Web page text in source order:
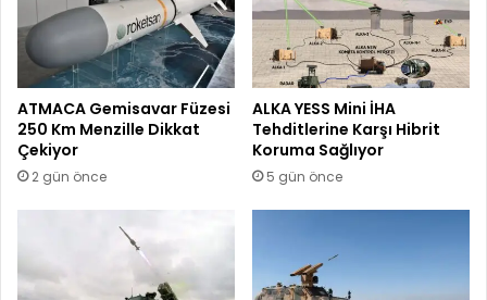
ATMACA Gemisavar Füzesi
250 Km Menzille Dikkat
Çekiyor
2 gün önce
ALKA YESS Mini İHA
Tehditlerine Karşı Hibrit
Koruma Sağlıyor
5 gün önce